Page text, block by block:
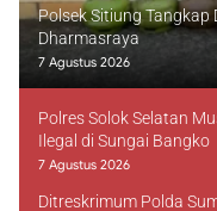
Polsek Sitiung Tangkap
Dharmasraya
7 Agustus 2026
Polres Solok Selatan
Ilegal di Sungai Bangko
7 Agustus 2026
Ditreskrimum Polda